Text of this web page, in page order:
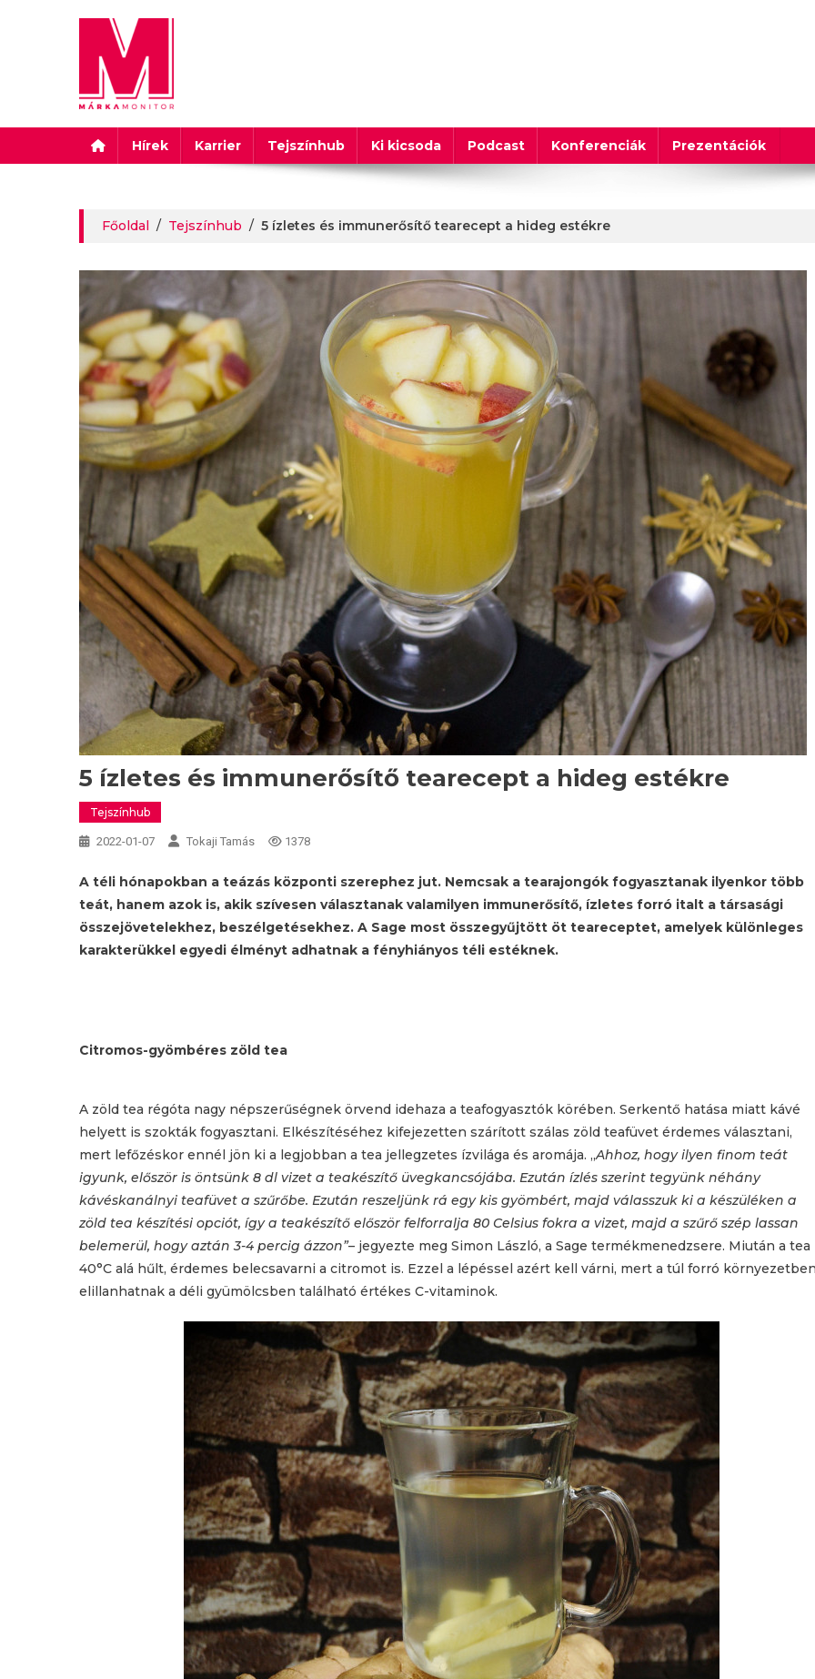
Márkamonitor
Hírek Karrier Tejszínhub Ki kicsoda Podcast Konferenciák Prezentációk
Főoldal / Tejszínhub / 5 ízletes és immunerősítő tearecept a hideg estékre
5 ízletes és immunerősítő tearecept a hideg estékre
Tejszínhub
2022-01-07 Tokaji Tamás 1378
A téli hónapokban a teázás központi szerephez jut. Nemcsak a tearajongók fogyasztanak ilyenkor több
teát, hanem azok is, akik szívesen választanak valamilyen immunerősítő, ízletes forró italt a társasági
összejövetelekhez, beszélgetésekhez. A Sage most összegyűjtött öt teareceptet, amelyek különleges
karakterükkel egyedi élményt adhatnak a fényhiányos téli estéknek.
Citromos-gyömbéres zöld tea
A zöld tea régóta nagy népszerűségnek örvend idehaza a teafogyasztók körében. Serkentő hatása miatt kávé
helyett is szokták fogyasztani. Elkészítéséhez kifejezetten szárított szálas zöld teafüvet érdemes választani,
mert lefőzéskor ennél jön ki a legjobban a tea jellegzetes ízvilága és aromája. „Ahhoz, hogy ilyen finom teát
igyunk, először is öntsünk 8 dl vizet a teakészítő üvegkancsójába. Ezután ízlés szerint tegyünk néhány
kávéskanálnyi teafüvet a szűrőbe. Ezután reszeljünk rá egy kis gyömbért, majd válasszuk ki a készüléken a
zöld tea készítési opciót, így a teakészítő először felforralja 80 Celsius fokra a vizet, majd a szűrő szép lassan
belemerül, hogy aztán 3-4 percig ázzon”– jegyezte meg Simon László, a Sage termékmenedzsere. Miután a tea
40°C alá hűlt, érdemes belecsavarni a citromot is. Ezzel a lépéssel azért kell várni, mert a túl forró
elillanhatnak a déli gyümölcsben található értékes C-vitaminok.